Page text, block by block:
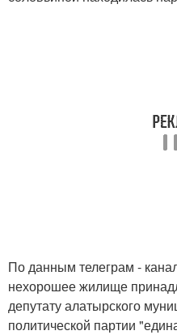
По данным телеграм -
нехорошее жилище
депутату алатырского
политической партии